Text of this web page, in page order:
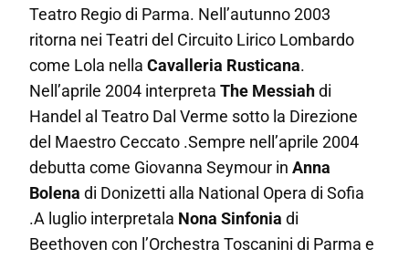
Teatro Regio di Parma. Nell’autunno 2003
ritorna nei Teatri del Circuito Lirico Lombardo
come Lola nella Cavalleria Rusticana.
Nell’aprile 2004 interpreta The Messiahdi
Handel al Teatro Dal Verme sotto la Direzione
del Maestro Ceccato .Sempre nell’aprile 2004
debutta come Giovanna Seymour in Anna
Bolena di Donizetti alla National Opera di Sofia
.A luglio interpretala Nona Sinfonia di
Beethoven con l’Orchestra Toscanini di Parma e